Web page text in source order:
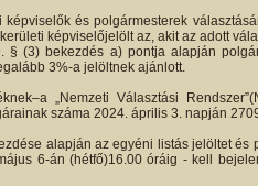
képviselők és polgármesterek
képviselőjelölt az, akit az adott
§ (3) bekezdés a) pontja alapján
3%-a jelöltnek ajánlott.
„Nemzeti Választási
száma 2024. április 3. napján
alapján az egyéni listás jelöltet
6-án (hétfő)16.00 óráig - kell